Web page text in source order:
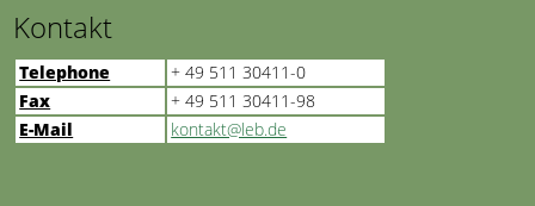
Kontakt
Telephone
+ 49 511 30411-0
Fax
+ 49 511 30411-98
E-Mail
kontakt@leb.de